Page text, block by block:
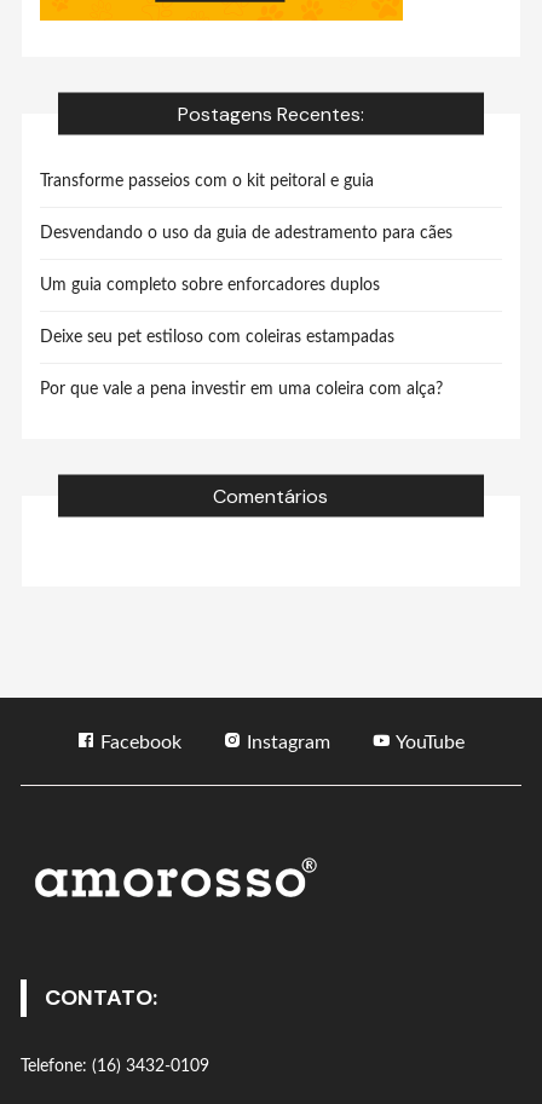
Postagens Recentes:
Transforme passeios com o kit peitoral e guia
Desvendando o uso da guia de adestramento para cães
Um guia completo sobre enforcadores duplos
Deixe seu pet estiloso com coleiras estampadas
Por que vale a pena investir em uma coleira com alça?
Comentários
Facebook Instagram YouTube
CONTATO:
Telefone: (16) 3432-0109